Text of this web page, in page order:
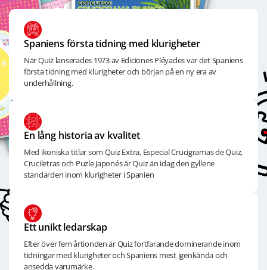
Spaniens första tidning med klurigheter
När Quiz lanserades 1973 av Ediciones Pléyades var det Spaniens
första tidning med klurigheter och början på en ny era av
underhållning.
En lång historia av kvalitet
Med ikoniska titlar som Quiz Extra, Especial Crucigramas de Quiz,
Cruciletras och Puzle Japonés är Quiz än idag den gyllene
standarden inom klurigheter i Spanien
Ett unikt ledarskap
Efter över fem årtionden är Quiz fortfarande dominerande inom
tidningar med klurigheter och Spaniens mest igenkända och
ansedda varumärke.